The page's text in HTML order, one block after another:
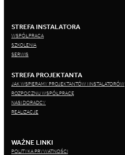
STREFA INSTALATORA
WSPÓŁPRACA
SZKOLENIA
SERWIS
STREFA PROJEKTANTA
JAK WSPIERAMY PROJEKTANTÓW I INSTALATORÓW
ROZPOCZNIJ WSPÓŁPRACĘ
NASI DORADCY
REALIZACJE
WAŻNE LINKI
POLITYKA PRYWATNOŚCI